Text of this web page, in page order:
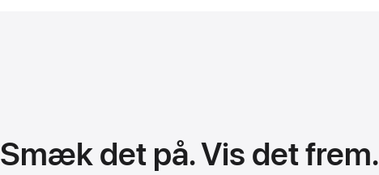
Smæk det på. Vis det frem.